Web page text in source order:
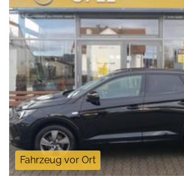
Fahrzeug vor Ort